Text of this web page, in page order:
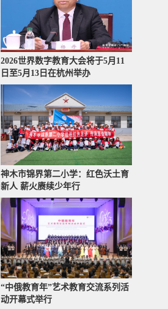
2026世界数字教育大会将于5月11
日至5月13日在杭州举办
神木市锦界第二小学：红色沃土育
新人 薪火赓续少年行
“中俄教育年”艺术教育交流系列活
动开幕式举行